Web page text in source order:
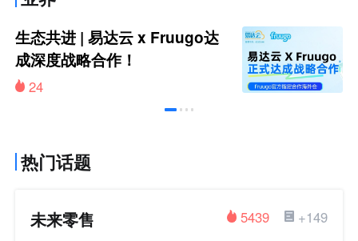
生态共进 | 易达云 x Fruugo达
成深度战略合作！
24
热门话题
未来零售 +149
5439